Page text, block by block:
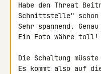
Habe den Threat
Schnittstelle"
Sehr spannend.
Ein Foto währe toll!
Die Schaltung
Es kommt also auf